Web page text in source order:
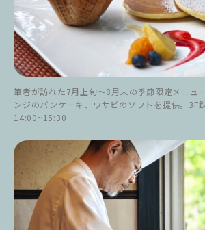
筆者が訪れた7月上旬～8月末の季節限定メニュ
ンジのパンケーキ、ワサビのソフトを提供。3F
14:00~15:30